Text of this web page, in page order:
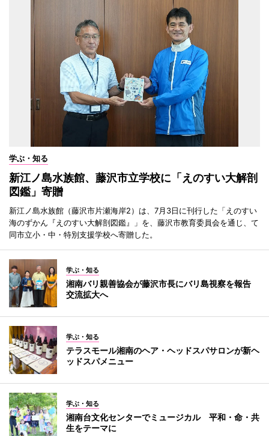
学ぶ・知る
新江ノ島水族館、藤沢市立学校に「えのすい大解剖
図鑑」寄贈
新江ノ島水族館（藤沢市片瀬海岸2）は、7月3日に刊行した「えのすい
海のずかん『えのすい大解剖図鑑』」を、藤沢市教育委員会を通じ、て
同市立小・中・特別支援学校へ寄贈した。
学ぶ・知る
湘南バリ親善協会が藤沢市長にバリ島視察を報告
交流拡大へ
学ぶ・知る
テラスモール湘南のヘア・ヘッドスパサロンが新ヘ
ッドスパメニュー
学ぶ・知る
湘南台文化センターでミュージカル 平和・命・共
生をテーマに